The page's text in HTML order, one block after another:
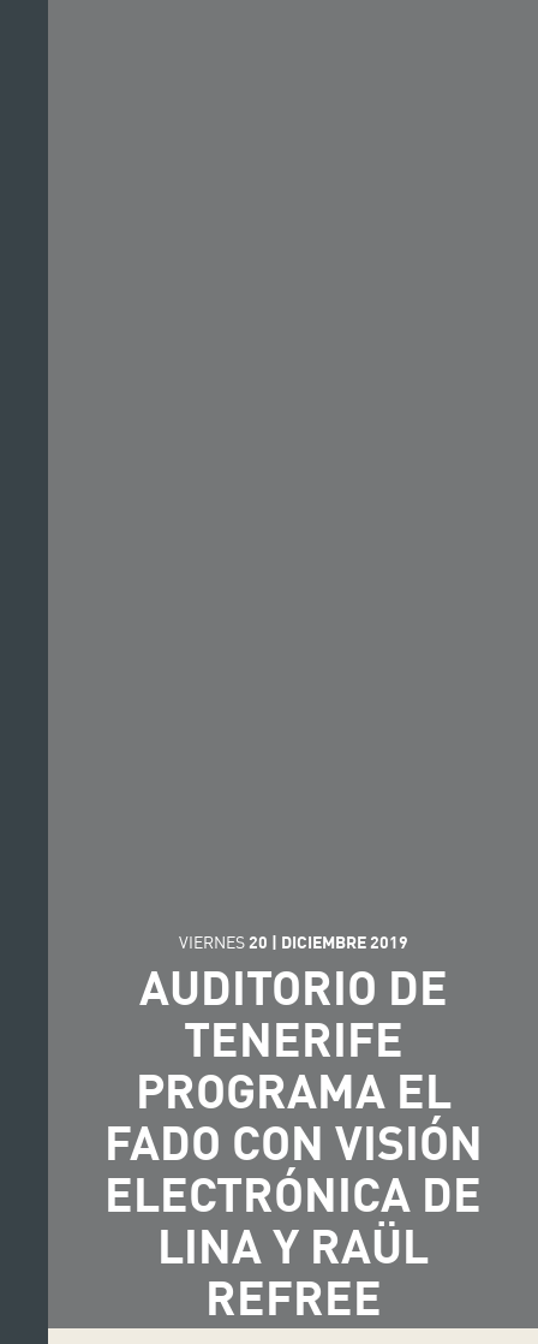
VIERNES 20 | DICIEMBRE 2019
AUDITORIO DE
TENERIFE
PROGRAMA EL
FADO CON VISIÓN
ELECTRÓNICA DE
LINA Y RAÜL
REFREE